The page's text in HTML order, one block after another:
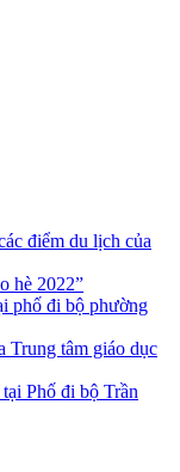
điểm du lịch của
hè 2022”
phố đi bộ phường
Trung tâm giáo dục
Phố đi bộ Trần